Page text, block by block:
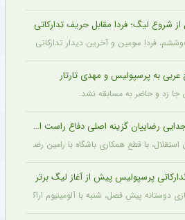
شروع لیگ؛ فردا مقابل حریف تدارکاتی
فردا سومین و آخرین دیدار تدارکاتی خود را
به پرسپولیس و مهدی تارتار
جا زد و حاضر به مسابقه نشد.
رضاییان گزینه اصلی دفاع راست این تیم
استقلال، با قطع همکاری باشگاه با رامین رضاییان،
پرسپولیس پیش از آغاز لیگ برتر
دوستانه پیش فصل، شنبه با آلومینیوم اراک دیدار